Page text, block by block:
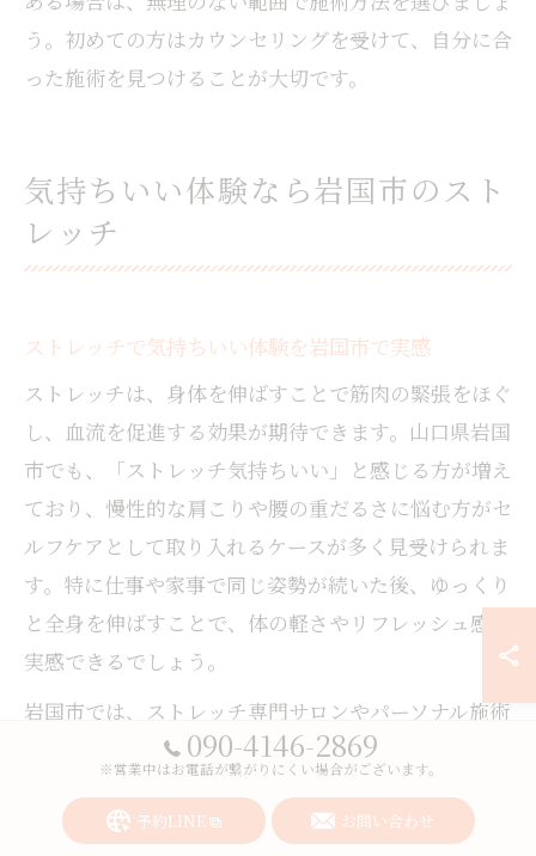
う。初めての方はカウンセリングを受けて、自分に合
った施術を見つけることが大切です。
気持ちいい体験なら岩国市のスト
レッチ
ストレッチで気持ちいい体験を岩国市で実感
ストレッチは、身体を伸ばすことで筋肉の緊張をほぐ
し、血流を促進する効果が期待できます。山口県岩国
市でも、「ストレッチ気持ちいい」と感じる方が増え
ており、慢性的な肩こりや腰の重だるさに悩む方がセ
ルフケアとして取り入れるケースが多く見受けられま
す。特に仕事や家事で同じ姿勢が続いた後、ゆっくり
と全身を伸ばすことで、体の軽さやリフレッシュ感を
実感できるでしょう。
岩国市では、ストレッチ専門サロンやパーソナル施術
が増えており、プロの指導のもとで正しい方法を学ぶ
ンが多く、体の硬さや不調を感じている方にもおすす
090-4146-2869
※営業中はお電話が繋がりにくい場合がございます。
予約LINE お問い合わせ